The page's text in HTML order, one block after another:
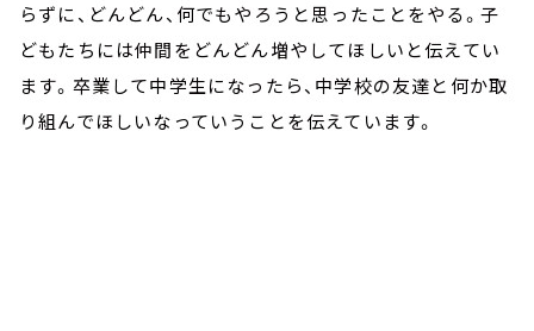
らずに、どんどん、何でもやろうと思ったことをやる。子
どもたちには仲間をどんどん増やしてほしいと伝えてい
ます。卒業して中学生になったら、中学校の友達と何か取
り組んでほしいなっていうことを伝えています。